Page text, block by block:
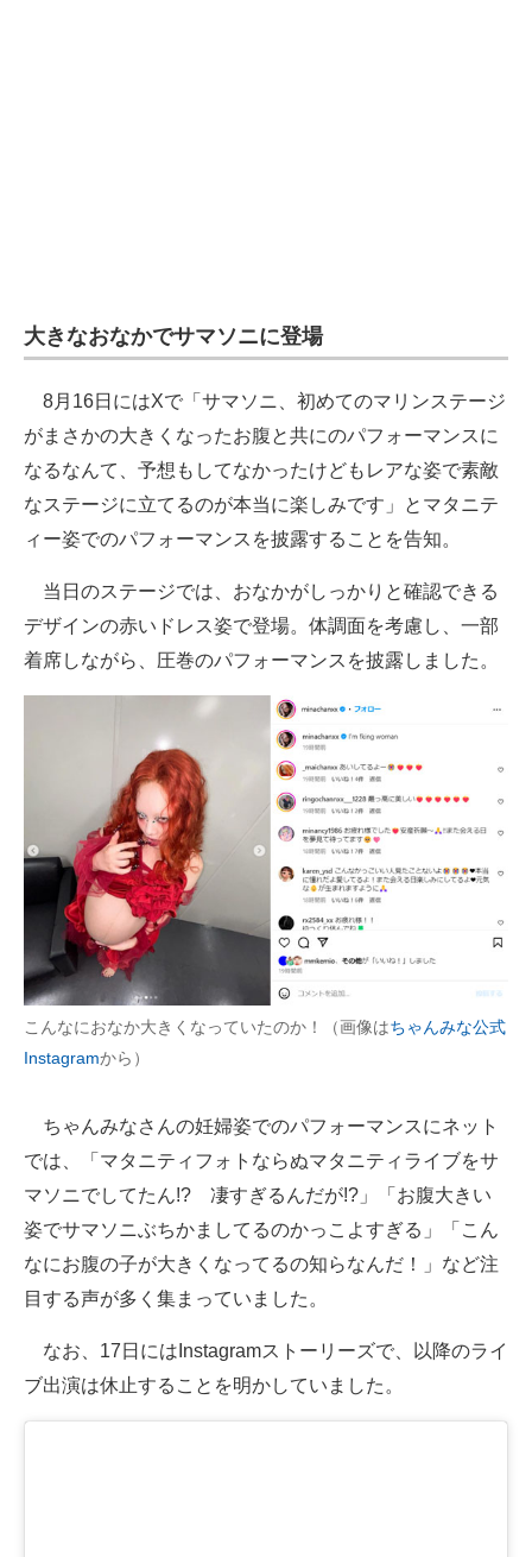
大きなおなかでサマソニに登場
8月16日にはXで「サマソニ、初めてのマリンステージ
がまさかの大きくなったお腹と共にのパフォーマンスに
なるなんて、予想もしてなかったけどもレアな姿で素敵
なステージに立てるのが本当に楽しみです」とマタニテ
ィー姿でのパフォーマンスを披露することを告知。
当日のステージでは、おなかがしっかりと確認できる
デザインの赤いドレス姿で登場。体調面を考慮し、一部
着席しながら、圧巻のパフォーマンスを披露しました。
こんなにおなか大きくなっていたのか！（画像はちゃんみな公式
Instagramから）
ちゃんみなさんの妊婦姿でのパフォーマンスにネット
では、「マタニティフォトならぬマタニティライブをサ
マソニでしてたん!? 凄すぎるんだが!?」「お腹大きい
姿でサマソニぶちかましてるのかっこよすぎる」「こん
なにお腹の子が大きくなってるの知らなんだ！」など注
目する声が多く集まっていました。
なお、17日にはInstagramストーリーズで、以降のライ
ブ出演は休止することを明かしていました。